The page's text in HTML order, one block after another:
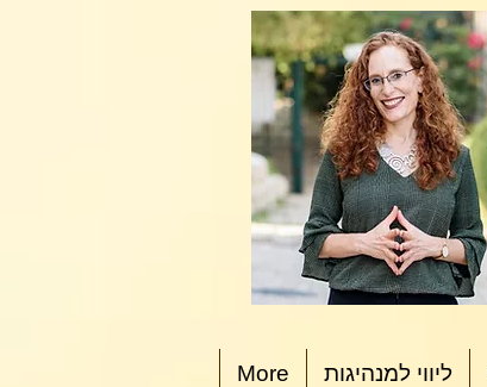
ליווי למנהיגות More